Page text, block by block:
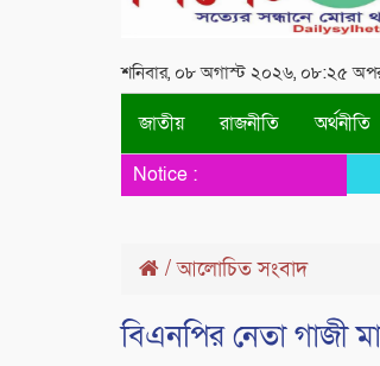
শনিবার, ০৮ অগাস্ট ২০২৬, ০৮:২৫
জাতীয় রাজনীতি অর্থনীতি
Notice :
/আলোচিত সংবাদ
বিএনপির নেতা গাজী